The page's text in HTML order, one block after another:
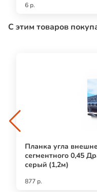
6 р.
С этим товаров
Планка угла
сегментного 0,45
серый (1,2м)
877 р.